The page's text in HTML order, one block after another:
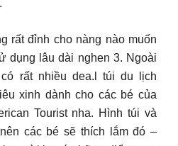
rất đỉnh cho nàng nào muốn
dụng lâu dài nghen 3. Ngoài
rất nhiều dea.l túi du lịch
xinh dành cho các bé của
Tourist nha. Hình túi và
các bé sẽ thích lắm đó –